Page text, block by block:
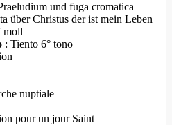
und fuga cromatica
über Christus der ist mein Leben
moll
: Tiento 6° tono
nuptiale
pour un jour Saint